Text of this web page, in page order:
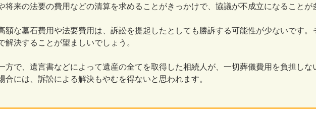
将来の法要の費用などの清算を求めることがきっかけで、協議が不成立になることが
額な墓石費用や法要費用は、訴訟を提起したとしても勝訴する可能性が少ないです。
解決することが望ましいでしょう。
方で、遺言書などによって遺産の全てを取得した相続人が、一切葬儀費用を負担しな
合には、訴訟による解決もやむを得ないと思われます。